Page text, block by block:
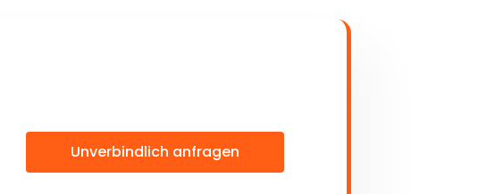
Unverbindlich anfragen